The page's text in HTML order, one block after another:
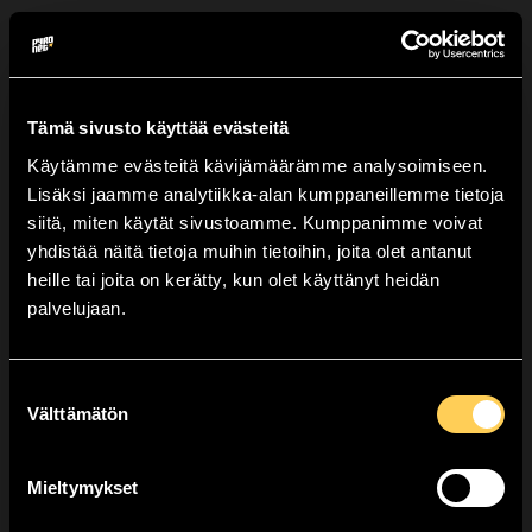
Tämä sivusto käyttää evästeitä
Käytämme evästeitä kävijämäärämme analysoimiseen.
Lisäksi jaamme analytiikka-alan kumppaneillemme tietoja
siitä, miten käytät sivustoamme. Kumppanimme voivat
yhdistää näitä tietoja muihin tietoihin, joita olet antanut
heille tai joita on kerätty, kun olet käyttänyt heidän
palvelujaan.
valinta
Välttämätön
Mieltymykset
Krawallig
179,90
Valitse lähin myyntipisteesi.
Huom: Voit tilata tuotteita kerrallaan vain yhteen
myyntipisteeseen.
valitaan kassalla!
Kempele,
NOUTOPISTE!
Valitse